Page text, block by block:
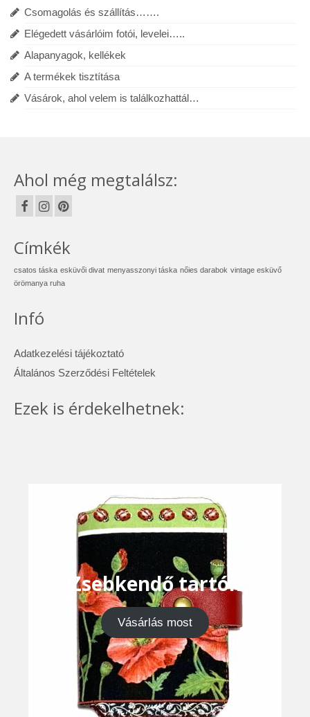
Csomagolás és szállítás…….
Elégedett vásárlóim fotói, levelei…..
Alapanyagok, kellékek
A termékek tisztítása
Vásárok, ahol velem is találkozhattál…
Ahol még megtalálsz:
Címkék
csatos táska esküvői divat menyasszonyi táska nőies darabok vintage esküvő
örömanya ruha
Infó
Adatkezelési tájékoztató
Általános Szerződési Feltételek
Ezek is érdekelhetnek:
Zsebkendő tartók
Vásárlás most